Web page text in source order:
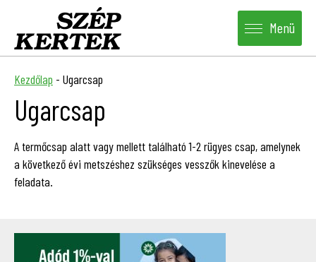
Menü
Kezdőlap - Ugarcsap
Ugarcsap
A termőcsap alatt vagy mellett található 1-2 rügyes csap, amelynek
a következő évi metszéshez szükséges vesszők kinevelése a
feladata.